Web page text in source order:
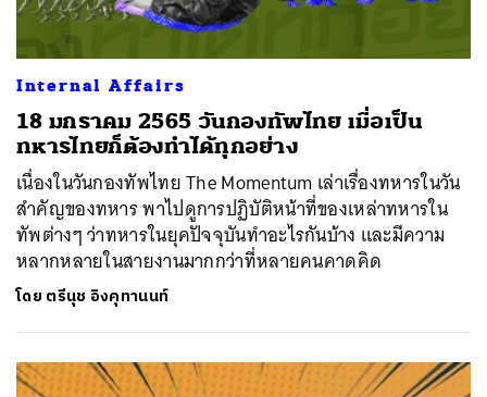
Internal Affairs
18 มกราคม 2565 วันกองทัพไทย เมื่อเป็น
ทหารไทยก็ต้องทำได้ทุกอย่าง
เนื่องในวันกองทัพไทย The Momentum เล่าเรื่องทหารในวัน
สำคัญของทหาร พาไปดูการปฏิบัติหน้าที่ของเหล่าทหารใน
ทัพต่างๆ ว่าทหารในยุคปัจจุบันทำอะไรกันบ้าง และมีความ
หลากหลายในสายงานมากกว่าที่หลายคนคาดคิด
โดย ตรีนุช อิงคุทานนท์